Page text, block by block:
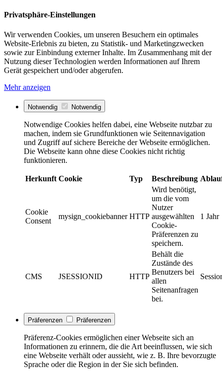
Privatsphäre-Einstellungen
Wir verwenden Cookies, um unseren Besuchern ein optimales
Website-Erlebnis zu bieten, zu Statistik- und Marketingzwecken
sowie zur Einbindung externer Inhalte. Im Zusammenhang mit der
Nutzung dieser Technologien werden Informationen auf Ihrem
Gerät gespeichert und/oder abgerufen.
Mehr anzeigen
Notwendig Notwendig
Notwendige Cookies helfen dabei, eine Webseite nutzbar zu
machen, indem sie Grundfunktionen wie Seitennavigation
und Zugriff auf sichere Bereiche der Webseite ermöglichen.
Die Webseite kann ohne diese Cookies nicht richtig
funktionieren.
Herkunft Cookie Typ Beschreibung
Cookie
Consent
mysign_cookiebanner HTTP
Wird benötigt,
um die vom
Nutzer
ausgewählten
Cookie-
Präferenzen zu
speichern.
1 Jahr
CMS JSESSIONID HTTP
Behält die
Zustände des
Benutzers bei
allen
Seitenanfragen
bei.
Präferenzen Präferenzen
Präferenz-Cookies ermöglichen einer Webseite sich an
Informationen zu erinnern, die die Art beeinflussen, wie sich
eine Webseite verhält oder aussieht, wie z. B. Ihre bevorzugte
Sprache oder die Region in der Sie sich befinden.